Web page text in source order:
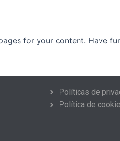
for your content. Have
Políticas de
Política de